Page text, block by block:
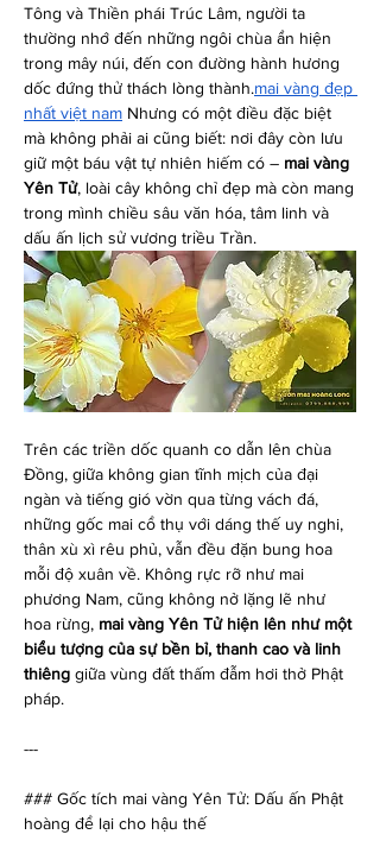
Tông và Thiền phái Trúc Lâm, người ta
thường nhớ đến những ngôi chùa ẩn hiện
trong mây núi, đến con đường hành hương
dốc đứng thử thách lòng thành.mai vàng đẹp
nhất việt nam Nhưng có một điều đặc biệt
mà không phải ai cũng biết: nơi đây còn lưu
giữ một báu vật tự nhiên hiếm có – mai vàng
Yên Tử, loài cây không chỉ đẹp mà còn mang
trong mình chiều sâu văn hóa, tâm linh và
dấu ấn lịch sử vương triều Trần.
Trên các triền dốc quanh co dẫn lên chùa
Đồng, giữa không gian tĩnh mịch của đại
ngàn và tiếng gió vờn qua từng vách đá,
những gốc mai cổ thụ với dáng thế uy nghi,
thân xù xì rêu phủ, vẫn đều đặn bung hoa
mỗi độ xuân về. Không rực rỡ như mai
phương Nam, cũng không nở lặng lẽ như
hoa rừng, mai vàng Yên Tử hiện lên như một
biểu tượng của sự bền bỉ, thanh cao và linh
thiêng giữa vùng đất thấm đẫm hơi thở Phật
pháp.
---
### Gốc tích mai vàng Yên Tử: Dấu ấn Phật
hoàng để lại cho hậu thế